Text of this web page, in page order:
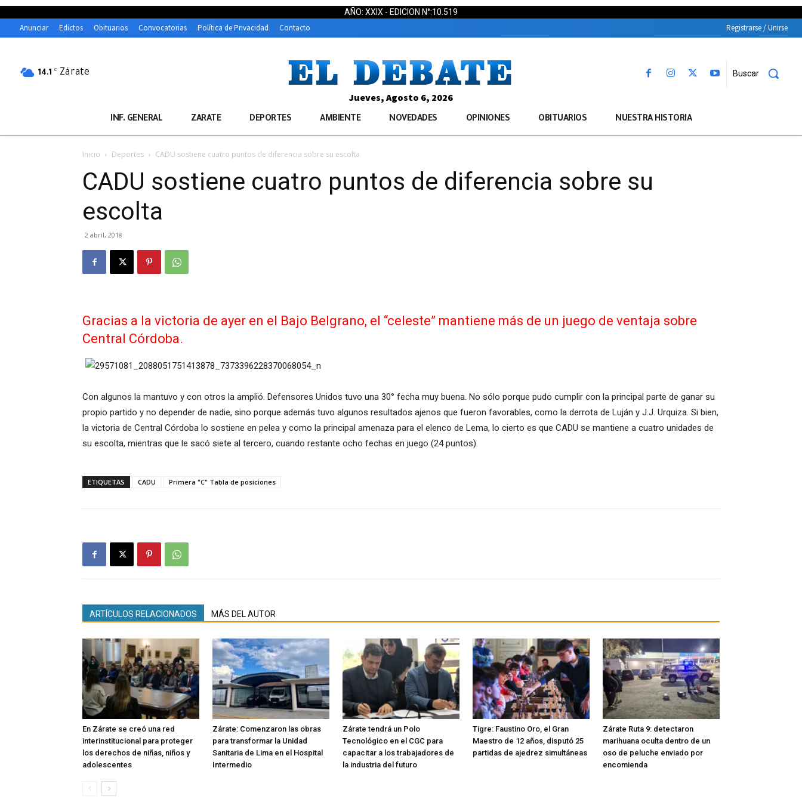
AÑO: XXIX - EDICION N°:10.519
Anunciar Edictos Obituarios Convocatorias Política de Privacidad Contacto Registrarse / Unirse
14.1 C Zárate Buscar
Jueves, Agosto 6, 2026
INF. GENERAL ZARATE DEPORTES AMBIENTE NOVEDADES OPINIONES OBITUARIOS NUESTRA HISTORIA
Inicio Deportes CADU sostiene cuatro puntos de diferencia sobre su escolta
CADU sostiene cuatro puntos de diferencia sobre su
escolta
2 abril, 2018
Gracias a la victoria de ayer en el Bajo Belgrano, el “celeste” mantiene más de un juego de ventaja sobre
Central Córdoba.
Con algunos la mantuvo y con otros la amplió. Defensores Unidos tuvo una 30° fecha muy buena. No sólo porque pudo cumplir con la principal parte de ganar su
propio partido y no depender de nadie, sino porque además tuvo algunos resultados ajenos que fueron favorables, como la derrota de Luján y J.J. Urquiza. Si bien,
la victoria de Central Córdoba lo sostiene en pelea y como la principal amenaza para el elenco de Lema, lo cierto es que CADU se mantiene a cuatro unidades de
su escolta, mientras que le sacó siete al tercero, cuando restante ocho fechas en juego (24 puntos).
ETIQUETAS CADU Primera "C" Tabla de posiciones
ARTÍCULOS RELACIONADOS MÁS DEL AUTOR
En Zárate se creó una red
interinstitucional para proteger
los derechos de niñas, niños y
adolescentes
Zárate: Comenzaron las obras
para transformar la Unidad
Sanitaria de Lima en el Hospital
Intermedio
Zárate tendrá un Polo
Tecnológico en el CGC para
capacitar a los trabajadores de
la industria del futuro
Tigre: Faustino Oro, el Gran
Maestro de 12 años, disputó 25
partidas de ajedrez simultáneas
Zárate Ruta 9: detectaron
marihuana oculta dentro de un
oso de peluche enviado por
encomienda